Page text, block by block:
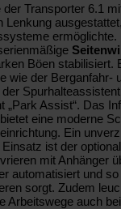
Transporter 6.1
Lenkung
Böen stabilisiert.
wie der Berganfahr-
Spurhalteassistent
„Park Assist“. Das
eine moderne
Ein
ist der
mit Anhänger
automatisiert und
sorgt. Zudem
Arbeitswege auch